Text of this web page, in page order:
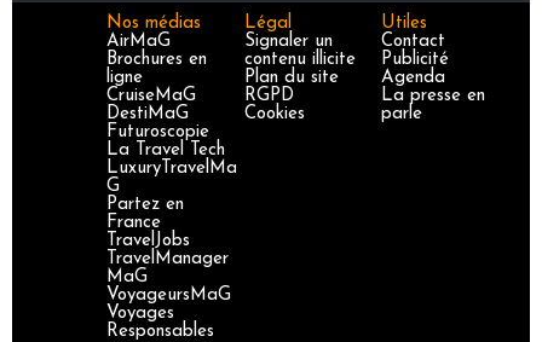
Nos médias
AirMaG
Brochures en
ligne
CruiseMaG
DestiMaG
Futuroscopie
La Travel Tech
LuxuryTravelMa
G
Partez en
France
TravelJobs
TravelManager
MaG
VoyageursMaG
Voyages
Responsables
Légal
Signaler un
contenu illicite
Plan du site
RGPD
Cookies
Utiles
Contact
Publicité
Agenda
La presse en
parle